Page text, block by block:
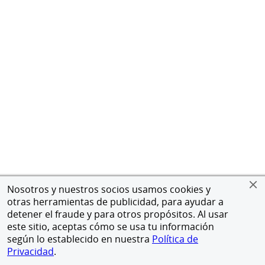
Nosotros y nuestros socios usamos cookies y
otras herramientas de publicidad, para ayudar a
detener el fraude y para otros propósitos. Al usar
este sitio, aceptas cómo se usa tu información
según lo establecido en nuestra Política de
Privacidad.